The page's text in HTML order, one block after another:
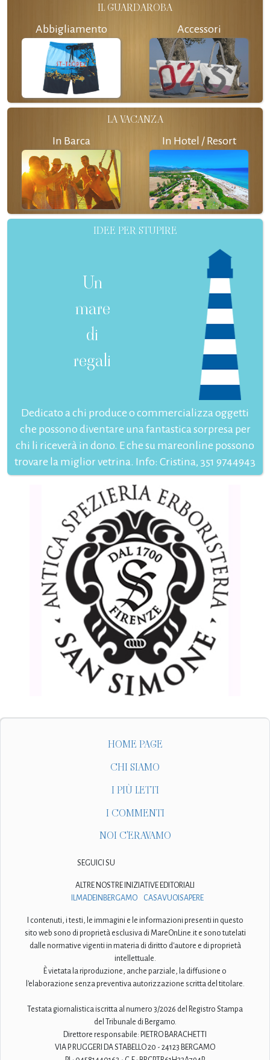
IL GUARDAROBA
Abbigliamento Accessori
LA VACANZA
In Barca In Hotel / Resort
IDEE PER STUPIRE
Un
mare
di
regali
Dedicato a chi produce o commercializza oggetti
che possono diventare una fantastica sorpresa per
chi li riceverà in dono. E che su mareonline possono
trovare la miglior vetrina. Info: Cristina, 351 9744943
HOME PAGE
CHI SIAMO
I PIÙ LETTI
I COMMENTI
NOI C'ERAVAMO
SEGUICI SU
ALTRE NOSTRE INIZIATIVE EDITORIALI
ILMADEINBERGAMO
CASAVUOISAPERE
I contenuti, i testi, le immagini e le informazioni presenti in questo
sito web sono di proprietà esclusiva di MareOnLine.it e sono tutelati
dalle normative vigenti in materia di diritto d'autore e di proprietà
intellettuale.
È vietata la riproduzione, anche parziale, la diffusione o
l'elaborazione senza preventiva autorizzazione scritta del titolare.
Testata giornalistica iscritta al numero 3/2026 del Registro Stampa
del Tribunale di Bergamo.
Direttore responsabile: PIETRO BARACHETTI
VIA P. RUGGERI DA STABELLO 20 - 24123 BERGAMO